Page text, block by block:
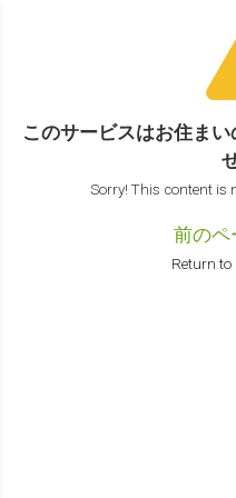
このサービスはお住ま
Sorry! This content is
前のペ
Return to